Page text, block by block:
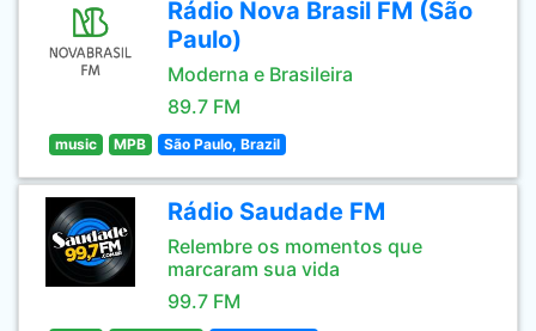
Rádio Nova Brasil FM (São
Paulo)
Moderna e Brasileira
89.7 FM
music MPB São Paulo, Brazil
Rádio Saudade FM
Relembre os momentos que
marcaram sua vida
99.7 FM